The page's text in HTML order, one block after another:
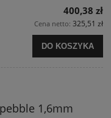
400,38 zł
Cena netto: 325,51 zł
DO KOSZYKA
1,6mm